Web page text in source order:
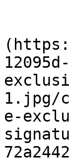
1.jpg/
e-